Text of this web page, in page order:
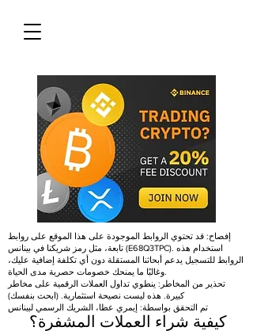
كيفية شراء العملات المشفرة؟
إفصاح: قد تحتوي الروابط الموجودة على هذا الموقع على روابط
تابعة، مثل رمز شريكنا في بينانس (E68Q3TPC). استخدام هذه
الروابط للتسجيل يدعم أبحاثنا المستقلة دون أي تكلفة إضافية عليك،
تحذير من المخاطر: ينطوي تداول العملات الرقمية على مخاطر
كبيرة. هذه ليست نصيحة استثمارية. (ابحث بنفسك)
تم التحقق بواسطة: إيمري عطا، الشريك الرسمي لبينانس